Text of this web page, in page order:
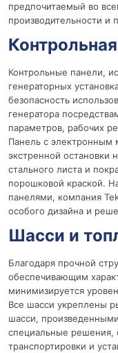
предпочитаемый во
производительности и
Контрольные панели,
генераторных
безопасность
генератора
параметров, рабочих
Панель с электронным
экстренной остановки
стального листа и
порошковой краской.
панелями, компания
особого дизайна и
Шасси и
Благодаря прочной
обеспечивающим
минимизируется
Все шасси укреплены
шасси,
специальные решения,
транспортировки и